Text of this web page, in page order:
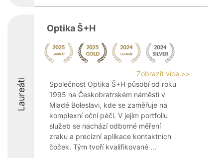
Laureáti
Optika Š+H
Zobrazit více >>
Společnost Optika Š+H působí od roku
1995 na Českobratrském náměstí v
Mladé Boleslavi, kde se zaměřuje na
komplexní oční péči. V jejím portfoliu
služeb se nachází odborné měření
zraku a precizní aplikace kontaktních
čoček. Tým tvoří kvalifikované ...